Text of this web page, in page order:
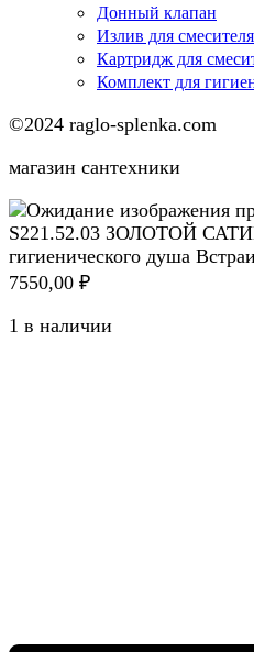
Донный клапан
Излив для смесителя
Картридж для
Комплект для
©2024 raglo-splenka.com
магазин сантехники
S221.52.03 ЗОЛОТОЙ
гигиенического душа
7550,00 ₽
1 в наличии